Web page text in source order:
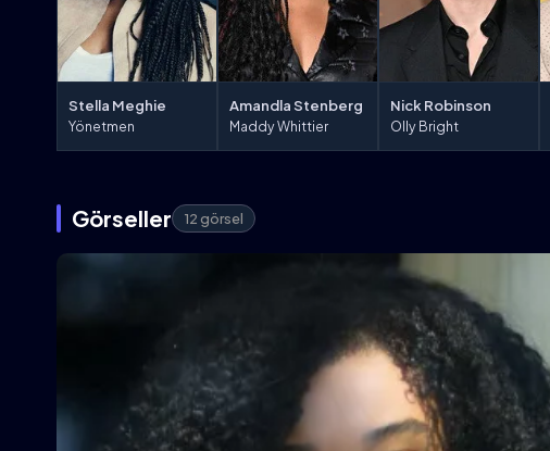
Stella Meghie
Yönetmen
Amandla Stenberg
Maddy Whittier
Nick Robinson
Olly Bright
Görseller 12 görsel